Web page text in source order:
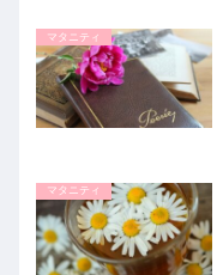
マタニティ
マタニティ